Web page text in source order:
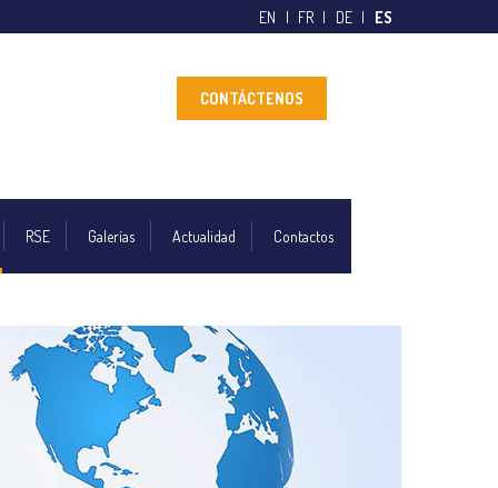
EN FR DE ES
CONTÁCTENOS
RSE Galerías Actualidad Contactos